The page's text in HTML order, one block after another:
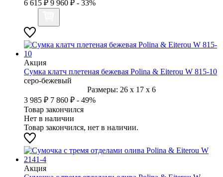
6 615 ₽ 9 960 ₽ - 33%
Акция
Сумка клатч плетеная бежевая Polina & Eiterou W 815-10
серо-бежевый
Размеры: 26 x 17 x 6
3 985 ₽ 7 860 ₽ - 49%
Товар закончился
Нет в наличии
Товар закончился, нет в наличии.
Акция